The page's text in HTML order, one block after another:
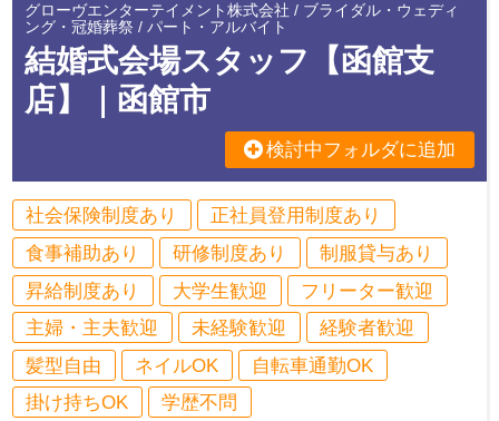
グローヴエンターテイメント株式会社 / ブライダル・ウェディ
ング・冠婚葬祭 / パート・アルバイト
結婚式会場スタッフ【函館支
店】｜函館市
検討中フォルダに追加
社会保険制度あり
正社員登用制度あり
食事補助あり
研修制度あり
制服貸与あり
昇給制度あり
大学生歓迎
フリーター歓迎
主婦・主夫歓迎
未経験歓迎
経験者歓迎
髪型自由
ネイルOK
自転車通勤OK
掛け持ちOK
学歴不問